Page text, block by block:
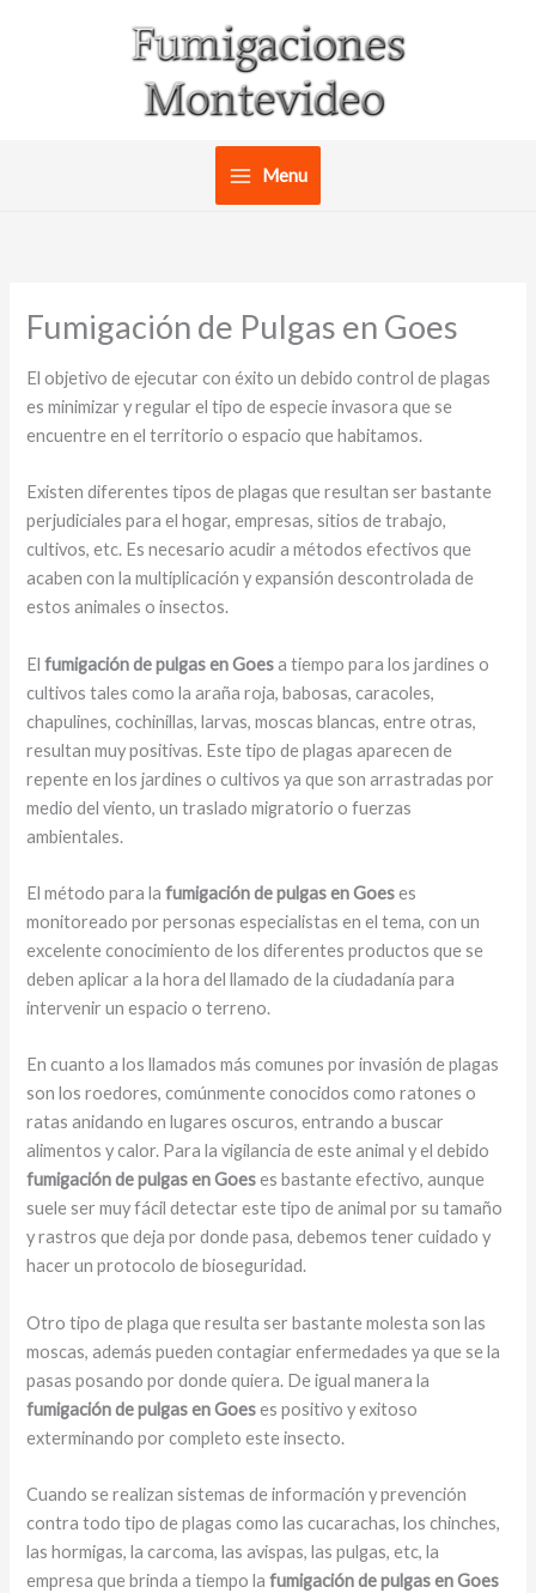
Menu
Fumigación de Pulgas en Goes
El objetivo de ejecutar con éxito un debido control de plagas
es minimizar y regular el tipo de especie invasora que se
encuentre en el territorio o espacio que habitamos.
Existen diferentes tipos de plagas que resultan ser bastante
perjudiciales para el hogar, empresas, sitios de trabajo,
cultivos, etc. Es necesario acudir a métodos efectivos que
acaben con la multiplicación y expansión descontrolada de
estos animales o insectos.
Elfumigación de pulgas en Goesa tiempo para los jardines o
cultivos tales como la araña roja, babosas, caracoles,
chapulines, cochinillas, larvas, moscas blancas, entre otras,
resultan muy positivas. Este tipo de plagas aparecen de
repente en los jardines o cultivos ya que son arrastradas por
medio del viento, un traslado migratorio o fuerzas
ambientales.
El método para lafumigación de pulgas en Goeses
monitoreado por personas especialistas en el tema, con un
excelente conocimiento de los diferentes productos que se
deben aplicar a la hora del llamado de la ciudadanía para
intervenir un espacio o terreno.
En cuanto a los llamados más comunes por invasión de plagas
son los roedores, comúnmente conocidos como ratones o
ratas anidando en lugares oscuros, entrando a buscar
alimentos y calor. Para la vigilancia de este animal y el debido
fumigación de pulgas en Goeses bastante efectivo, aunque
suele ser muy fácil detectar este tipo de animal por su tamaño
y rastros que deja por donde pasa, debemos tener cuidado y
hacer un protocolo de bioseguridad.
Otro tipo de plaga que resulta ser bastante molesta son las
moscas, además pueden contagiar enfermedades ya que se la
pasas posando por donde quiera. De igual manera la
fumigación de pulgas en Goeses positivo y exitoso
exterminando por completo este insecto.
Cuando se realizan sistemas de información y prevención
contra todo tipo de plagas como las cucarachas, los chinches,
las hormigas, la carcoma, las avispas, las pulgas, etc, la
empresa que brinda a tiempo lafumigación de pulgas en Goes